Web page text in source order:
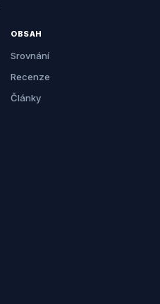
OBSAH
Srovnání
Recenze
Články